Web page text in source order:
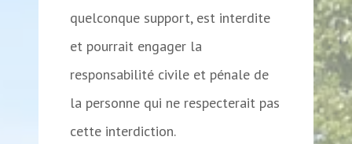
quelconque support, est interdite
et pourrait engager la
responsabilité civile et pénale de
la personne qui ne respecterait pas
cette interdiction.